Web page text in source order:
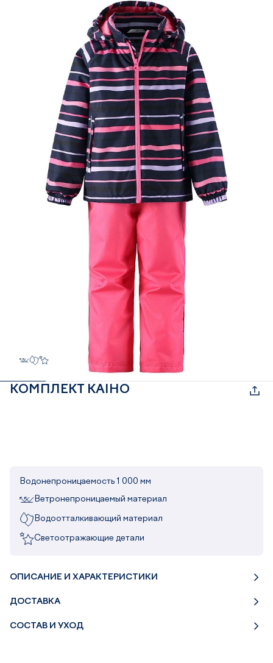
КОМПЛЕКТ KAIHO
Водонепроницаемость 1 000 мм
Ветронепроницаемый материал
Водоотталкивающий материал
Светоотражающие детали
ОПИСАНИЕ И ХАРАКТЕРИСТИКИ
ДОСТАВКА
СОСТАВ И УХОД